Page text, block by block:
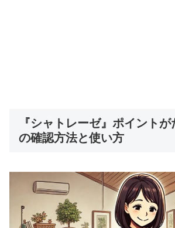
『シャトレーゼ』ポイント
の確認方法と使い方